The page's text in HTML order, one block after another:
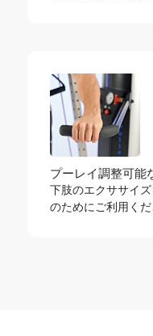
プーレイ調整可能
下肢のエクササイ
のためにご利用くだ